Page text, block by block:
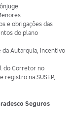
e obrigações das
do plano
da Autarquia, incentivo
do Corretor no
registro na SUSEP,
Seguros